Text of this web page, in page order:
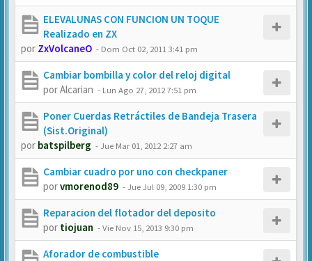
ELEVALUNAS CON FUNCION UN TOQUE
Realizado en ZX
por ZxVolcaneO - Dom Oct 02, 2011 3:41 pm
Cambiar bombilla y color del reloj digital
porAlcarian - Lun Ago 27, 2012 7:51 pm
Poner Cuerdas Retráctiles de Bandeja Trasera
(Sist.Original)
por batspilberg -Jue Mar 01, 2012 2:27 am
Cambiar cuadro por uno con checkpaner
porvmorenod89 -Jue Jul 09, 2009 1:30 pm
Reparacion del flotador del deposito
por tiojuan -Vie Nov 15, 2013 9:30 pm
Aforador de combustible